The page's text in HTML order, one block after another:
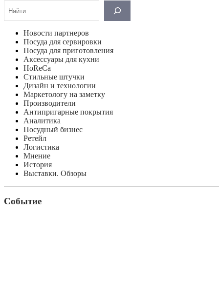
Новости партнеров
Посуда для сервировки
Посуда для приготовления
Аксессуары для кухни
HoReCa
Стильные штучки
Дизайн и технологии
Маркетологу на заметку
Производители
Антипригарные покрытия
Аналитика
Посудный бизнес
Ретейл
Логистика
Мнение
История
Выставки. Обзоры
Событие